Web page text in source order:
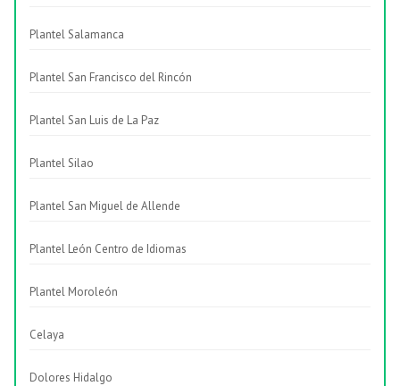
Plantel Salamanca
Plantel San Francisco del Rincón
Plantel San Luis de La Paz
Plantel Silao
Plantel San Miguel de Allende
Plantel León Centro de Idiomas
Plantel Moroleón
Celaya
Dolores Hidalgo